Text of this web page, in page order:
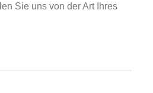
Sie uns von der Art Ihres